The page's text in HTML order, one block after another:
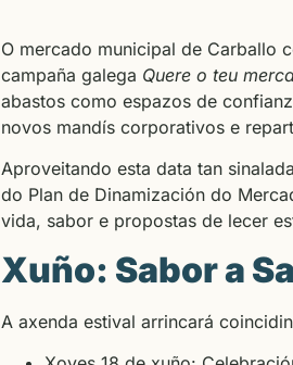
O mercado municipal de Carballo
campaña galega Quere o teu
abastos como espazos de
novos mandís corporativos e
Aproveitando esta data tan
do Plan de Dinamización do
vida, sabor e propostas de lecer
Xuño: Sabor a
A axenda estival arrincará